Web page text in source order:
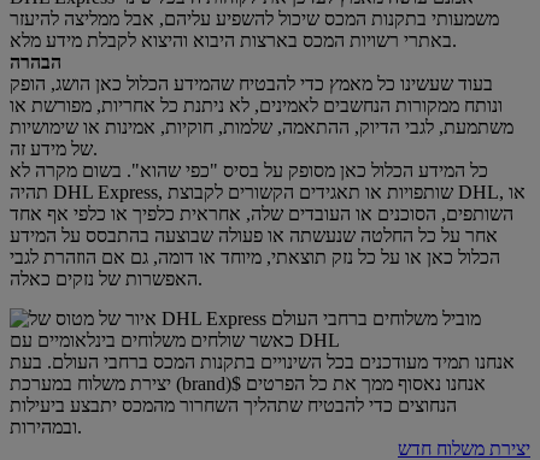
משמעותי בתקנות המכס שיכול להשפיע עליהם, אבל ממליצה להיעזר
באתרי רשויות המכס בארצות היבוא והיצוא לקבלת מידע מלא.
הבהרה
בעוד שעשינו כל מאמץ כדי להבטיח שהמידע הכלול כאן הושג, הופק
ונותח ממקורות הנחשבים לאמינים, לא ניתנת כל אחריות, מפורשת או
משתמעת, לגבי הדיוק, ההתאמה, שלמות, חוקיות, אמינות או שימושיות
של מידע זה.
כל המידע הכלול כאן מסופק על בסיס "כפי שהוא". בשום מקרה לא
תהיה DHL Express, שותפויות או תאגידים הקשורים לקבוצת DHL, או
השותפים, הסוכנים או העובדים שלה, אחראית כלפיך או כלפי אף אחד
אחר על כל החלטה שנעשתה או פעולה שבוצעה בהתבסס על המידע
הכלול כאן או על כל נזק תוצאתי, מיוחד או דומה, גם אם הוזהרת לגבי
האפשרות של נזקים כאלה.
כאשר שולחים משלוחים בינלאומיים עם DHL
אנחנו תמיד מעודכנים בכל השינויים בתקנות המכס ברחבי העולם. בעת
יצירת משלוח במערכת (brand)$ אנחנו נאסוף ממך את כל הפרטים
הנחוצים כדי להבטיח שתהליך השחרור מהמכס יתבצע ביעילות
ובמהירות.
יצירת משלוח חדש